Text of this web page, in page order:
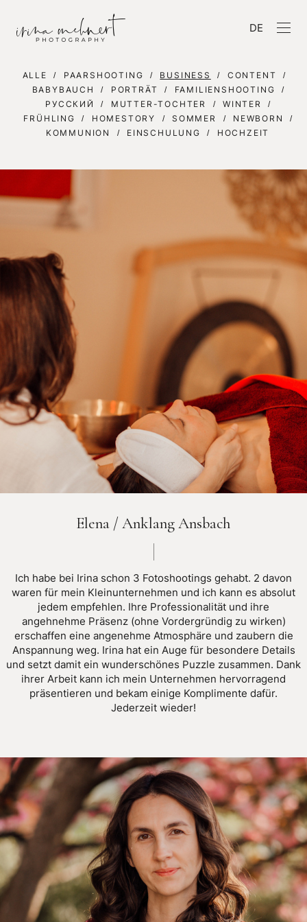
DE
ALLE PAARSHOOTING BUSINESS
CONTENT
BABYBAUCH
PORTRÄT
FAMILIENSHOOTING
РУССКИЙ
MUTTER-TOCHTER
WINTER
FRÜHLING
HOMESTORY SOMMER
NEWBORN
KOMMUNION
EINSCHULUNG HOCHZEIT
Elena / Anklang Ansbach
Ich habe bei Irina schon 3 Fotoshootings gehabt. 2 davon
waren für mein Kleinunternehmen und ich kann es absolut
jedem empfehlen. Ihre Professionalität und ihre
angehnehme Präsenz (ohne Vordergründig zu wirken)
erschaffen eine angenehme Atmosphäre und zaubern die
Anspannung weg. Irina hat ein Auge für besondere Details
und setzt damit ein wunderschönes Puzzle zusammen. Dank
ihrer Arbeit kann ich mein Unternehmen hervorragend
präsentieren und bekam einige Komplimente dafür.
Jederzeit wieder!